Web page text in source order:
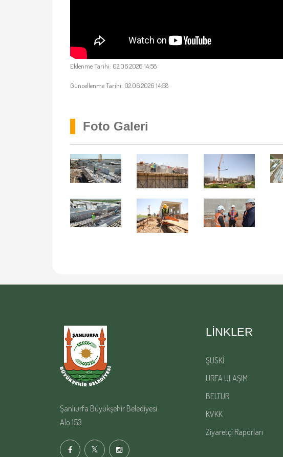
Eklenme Tarihi: 02.06.2026 14:58
Güncellenme Tarihi: 02.06.2026 14:58
Foto Galeri
Şanlıurfa Büyükşehir Belediyesi
Alo 153
LINKLER
ŞUSKİ
URFA ULAŞIM
BELTUR
KVKK
Ziyaretçi Raporları